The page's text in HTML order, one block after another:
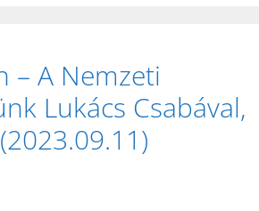
– A Nemzeti
Lukács Csabával,